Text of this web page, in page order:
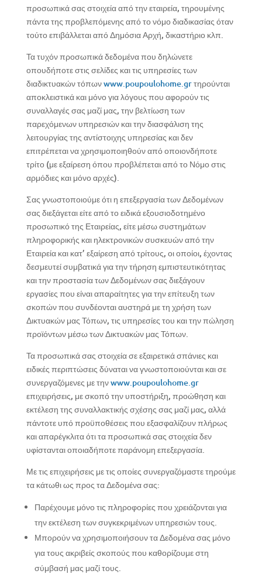
προσωπικά σας στοιχεία από την εταιρεία, τηρουμένης
πάντα της προβλεπόμενης από το νόμο διαδικασίας όταν
τούτο επιβάλλεται από Δημόσια Αρχή, δικαστήριο κλπ.
Τα τυχόν προσωπικά δεδομένα που δηλώνετε
οπουδήποτε στις σελίδες και τις υπηρεσίες των
διαδικτυακών τόπωνwww.poupoulohome.grτηρούνται
αποκλειστικά και μόνο για λόγους που αφορούν τις
συναλλαγές σας μαζί μας, την βελτίωση των
παρεχόμενων υπηρεσιών και την διασφάλιση της
λειτουργίας της αντίστοιχης υπηρεσίας και δεν
επιτρέπεται να χρησιμοποιηθούν από οποιονδήποτε
τρίτο (με εξαίρεση όπου προβλέπεται από το Νόμο στις
αρμόδιες και μόνο αρχές).
Σας γνωστοποιούμε ότι η επεξεργασία των Δεδομένων
σας διεξάγεται είτε από το ειδικά εξουσιοδοτημένο
προσωπικό της Εταιρείας, είτε μέσω συστημάτων
πληροφορικής και ηλεκτρονικών συσκευών από την
Εταιρεία και κατ’ εξαίρεση από τρίτους, οι οποίοι, έχοντας
δεσμευτεί συμβατικά για την τήρηση εμπιστευτικότητας
και την προστασία των Δεδομένων σας διεξάγουν
εργασίες που είναι απαραίτητες για την επίτευξη των
σκοπών που συνδέονται αυστηρά με τη χρήση των
Δικτυακών μας Τόπων, τις υπηρεσίες του και την πώληση
προϊόντων μέσω των Δικτυακών μας Τόπων.
Τα προσωπικά σας στοιχεία σε εξαιρετικά σπάνιες και
ειδικές περιπτώσεις δύναται να γνωστοποιούνται και σε
συνεργαζόμενες με τηνwww.poupoulohome.gr
επιχειρήσεις, με σκοπό την υποστήριξη, προώθηση και
εκτέλεση της συναλλακτικής σχέσης σας μαζί μας, αλλά
πάντοτε υπό προϋποθέσεις που εξασφαλίζουν πλήρως
και απαρέγκλιτα ότι τα προσωπικά σας στοιχεία δεν
υφίστανται οποιαδήποτε παράνομη επεξεργασία.
Με τις επιχειρήσεις με τις οποίες συνεργαζόμαστε τηρούμε
τα κάτωθι ως προς τα Δεδομένα σας:
Παρέχουμε μόνο τις πληροφορίες που χρειάζονται για
την εκτέλεση των συγκεκριμένων υπηρεσιών τους.
Μπορούν να χρησιμοποιήσουν τα Δεδομένα σας μόνο
για τους ακριβείς σκοπούς που καθορίζουμε στη
σύμβασή μας μαζί τους.